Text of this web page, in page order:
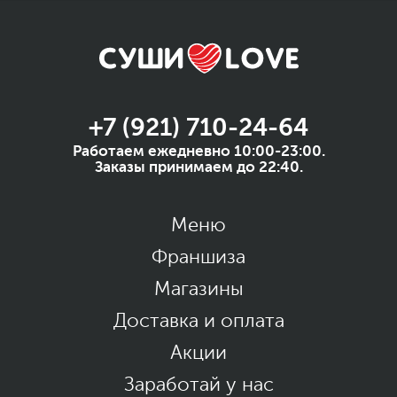
+7 (921) 710-24-64
Работаем ежедневно 10:00-23:00.
Заказы принимаем до 22:40.
Меню
Франшиза
Магазины
Доставка и оплата
Акции
Заработай у нас